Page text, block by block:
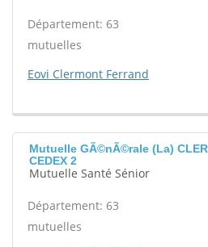
Département: 63
mutuelles
Eovi Clermont Ferrand
Mutuelle GÃ©nÃ©rale (La)
CEDEX 2
Mutuelle Santé Sénior
Département: 63
mutuelles